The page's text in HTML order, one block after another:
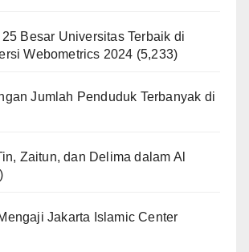
Besar Universitas Terbaik di
Webometrics 2024 (5,233)
Jumlah Penduduk Terbanyak di
Zaitun, dan Delima dalam Al
Jakarta Islamic Center